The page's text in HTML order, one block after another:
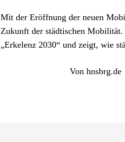
Mit der Eröffnung der neuen
Zukunft der städtischen
„Erkelenz 2030“ und zeigt, wie
Von hnsbrg.de